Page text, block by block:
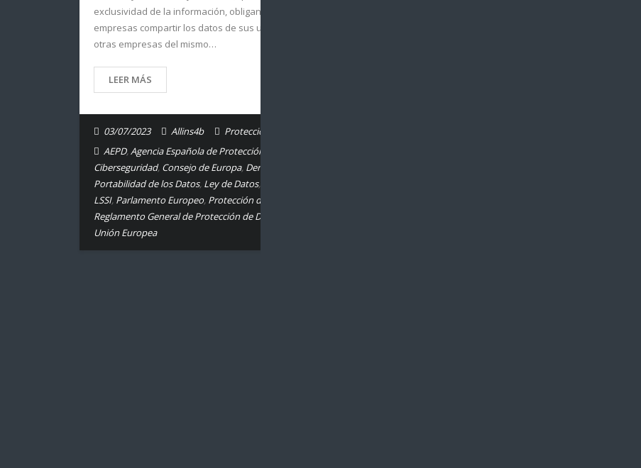
exclusividad de la información, obligando a las
empresas compartir los datos de sus usuarios con
otras empresas del mismo…
LEER MÁS
03/07/2023 Allins4b
Protección de Datos.
AEPD,Agencia Española de Protección de Datos
Ciberseguridad, Consejo de Europa, Derecho
Portabilidad de los Datos, Ley de Datos,
LSSI, Parlamento Europeo, Protección de Datos
Reglamento General de Protección de Datos
Unión Europea